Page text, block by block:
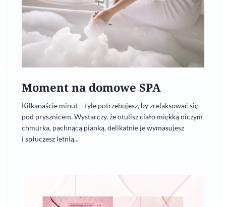
Moment na domowe SPA
Kilkanaście minut – tyle potrzebujesz, by zrelaksować się
pod prysznicem. Wystarczy, że otulisz ciało miękką niczym
chmurka, pachnącą pianką, delikatnie je wymasujesz
i spłuczesz letnią...